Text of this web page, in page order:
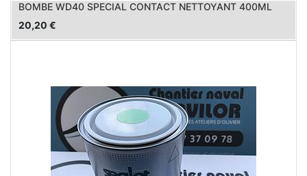
BOMBE WD40 SPECIAL CONTACT NETTOYANT 400ML
20,20 €